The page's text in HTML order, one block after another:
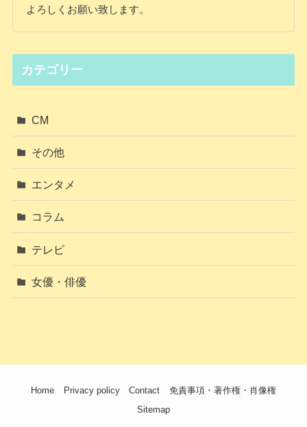
よろしくお願い致します。
カテゴリー
CM
その他
エンタメ
コラム
テレビ
女優・俳優
Home Privacy policy Contact
免責事項・著作権・肖像権
Sitemap